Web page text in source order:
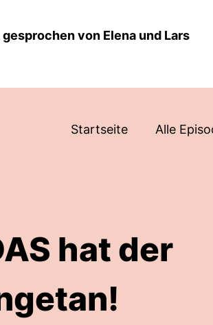
von Elena und Lars
Startseite Alle
hat der